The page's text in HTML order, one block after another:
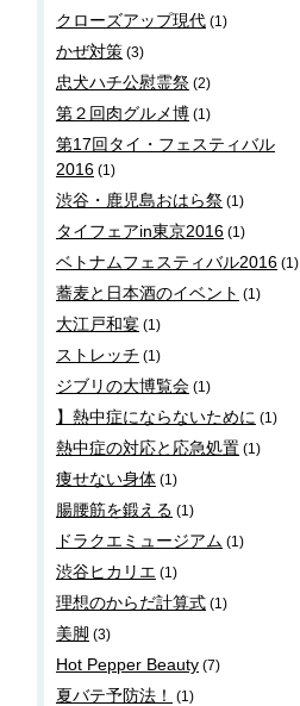
クローズアップ現代 (1)
かぜ対策 (3)
忠犬ハチ公慰霊祭 (2)
第２回肉グルメ博 (1)
第17回タイ・フェスティバル
2016 (1)
渋谷・鹿児島おはら祭 (1)
タイフェアin東京2016 (1)
ベトナムフェスティバル2016 (1)
蕎麦と日本酒のイベント (1)
大江戸和宴 (1)
ストレッチ (1)
ジブリの大博覧会 (1)
】熱中症にならないために (1)
熱中症の対応と応急処置 (1)
痩せない身体 (1)
腸腰筋を鍛える (1)
ドラクエミュージアム (1)
渋谷ヒカリエ (1)
理想のからだ計算式 (1)
美脚 (3)
Hot Pepper Beauty (7)
夏バテ予防法！ (1)